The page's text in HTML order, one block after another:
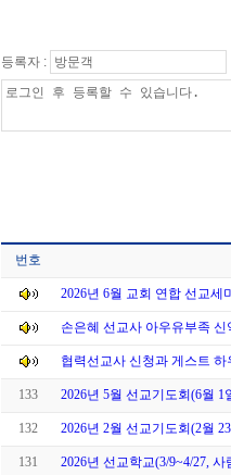
등록자 :
번호
2026년 6월 교회 연합 선교세
손은혜 선교사 아우유부족
협력선교사 신청과 게스트 하
133 2026년 5월 선교기도회(6월 1
132 2026년 2월 선교기도회(2월
131 2026년 선교학교(3/9~4/27,